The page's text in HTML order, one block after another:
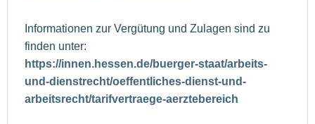
Informationen zur Vergütung und Zulagen sind zu
finden unter:
https://innen.hessen.de/buerger-staat/arbeits-
und-dienstrecht/oeffentliches-dienst-und-
arbeitsrecht/tarifvertraege-aerztebereich